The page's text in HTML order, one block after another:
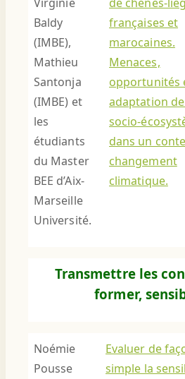
Baldy
(IMBE),
Mathieu
Santonja
(IMBE) et
les
étudiants
du Master
BEE d’Aix-
Marseille
Université.
françaises et
marocaines.
Menaces,
opportunités
adaptation de
socio-
dans un
changement
climatique.
Transmettre les
former,
Noémie
Pousse
Evaluer de
simple la